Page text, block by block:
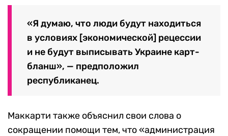
«Я думаю, что люди будут находиться
в условиях [экономической] рецессии
и не будут выписывать Украине карт-
бланш», — предположил
республиканец.
Маккарти также объяснил свои слова о
сокращении помощи тем, что «администрация